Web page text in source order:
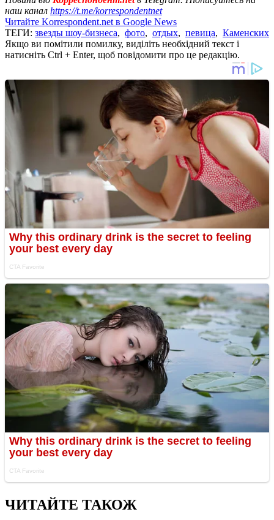
наш канал https://t.me/korrespondentnet
Читайте Korrespondent.net в Google News
ТЕГИ: звезды шоу-бизнеса, фото, отдых, певица, Каменских
Якщо ви помітили помилку, виділіть необхідний текст і
натисніть Ctrl + Enter, щоб повідомити про це редакцію.
ЧИТАЙТЕ ТАКОЖ